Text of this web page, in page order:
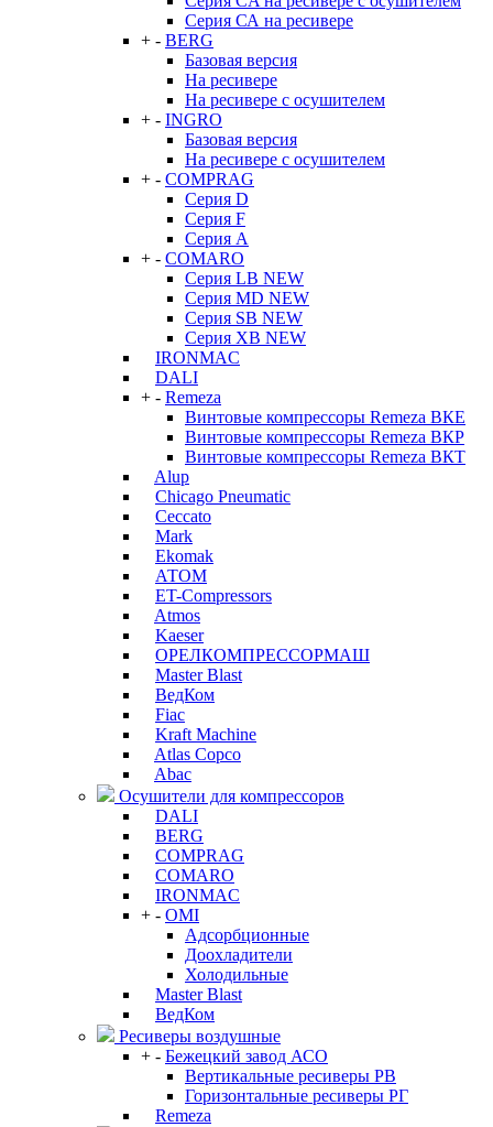
Серия СА на ресивере
+ - BERG
Базовая версия
На ресивере
На ресивере с осушителем
+ - INGRO
Базовая версия
На ресивере с осушителем
+ - COMPRAG
Серия D
Серия F
Серия А
+ - COMARO
Серия LB NEW
Серия MD NEW
Серия SB NEW
Серия XB NEW
IRONMAC
DALI
+ - Remeza
Винтовые компрессоры Remeza ВКЕ
Винтовые компрессоры Remeza ВКР
Винтовые компрессоры Remeza ВКТ
Alup
Chicago Pneumatic
Ceccato
Mark
Ekomak
АТОМ
ET-Compressors
Atmos
Kaeser
ОРЕЛКОМПРЕССОРМАШ
Master Blast
ВедКом
Fiac
Kraft Machine
Atlas Copco
Abac
Осушители для компрессоров
DALI
BERG
COMPRAG
COMARO
IRONMAC
+ - OMI
Адсорбционные
Доохладители
Холодильные
Master Blast
ВедКом
Ресиверы воздушные
+ - Бежецкий завод АСО
Вертикальные ресиверы РВ
Горизонтальные ресиверы РГ
Remeza